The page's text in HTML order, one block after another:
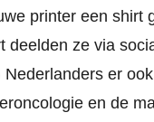
printer een shirt
ze via
er
en de